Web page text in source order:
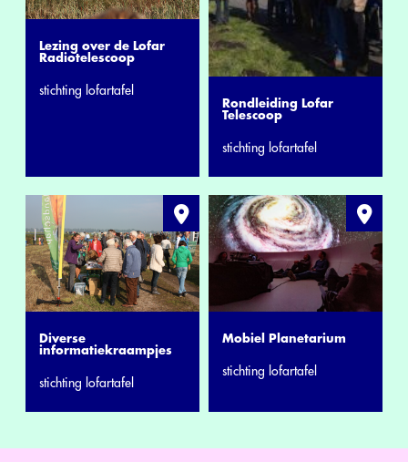
Lezing over de Lofar
Radiotelescoop
stichting lofartafel
Rondleiding Lofar
Telescoop
stichting lofartafel
Diverse
informatiekraampjes
stichting lofartafel
Mobiel Planetarium
stichting lofartafel